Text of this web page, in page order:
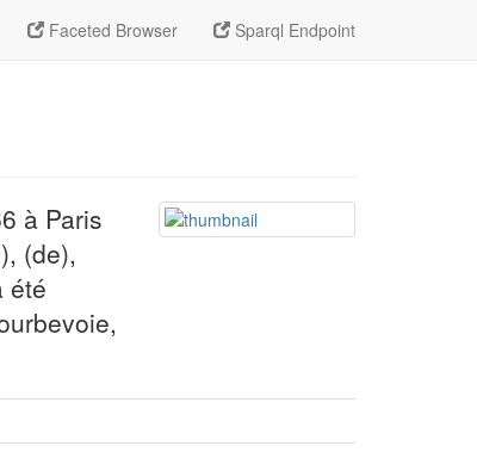
Faceted Browser Sparql Endpoint
à Paris
(de),
été